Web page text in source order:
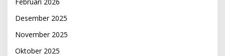
Desember 2025
November 2025
Oktober 2025